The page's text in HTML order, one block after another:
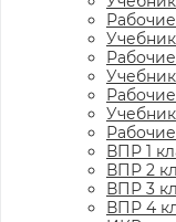
ВПР 1
ВПР 2
ВПР 3
ВПР 4